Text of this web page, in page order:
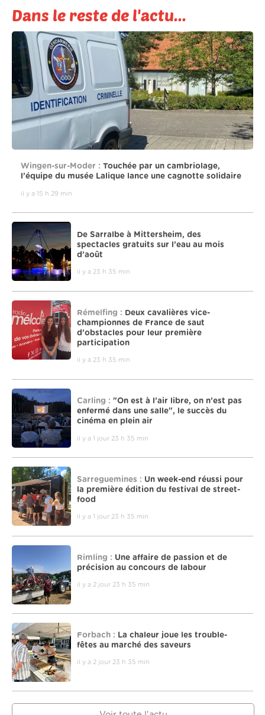
Dans le reste de l'actu...
Wingen-sur-Moder : Touchée par un cambriolage,
l’équipe du musée Lalique lance une cagnotte solidaire
il y a 15 h 29 min
De Sarralbe à Mittersheim, des
spectacles gratuits sur l’eau au mois
d’août
il y a 23 h 35 min
Rémelfing : Deux cavalières vice-
championnes de France de saut
d’obstacles pour leur première
participation
il y a 23 h 35 min
Carling : "On est à l’air libre, on n’est pas
enfermé dans une salle", le succès du
cinéma en plein air
il y a 1 jour 23 h 35 min
Sarreguemines : Un week-end réussi pour
la première édition du festival de street-
food
il y a 1 jour 23 h 35 min
Rimling : Une affaire de passion et de
précision au concours de labour
il y a 2 jour 23 h 35 min
Forbach : La chaleur joue les trouble-
fêtes au marché des saveurs
il y a 2 jour 23 h 35 min